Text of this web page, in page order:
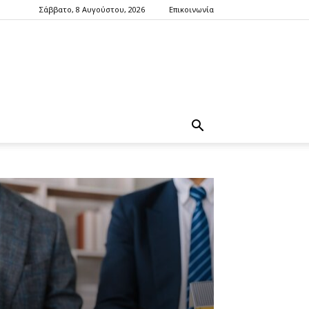
Σάββατο, 8 Αυγούστου, 2026 Επικοινωνία